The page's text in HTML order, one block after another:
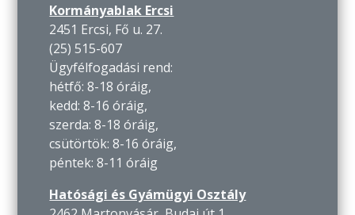
Kormányablak Ercsi
2451 Ercsi, Fő u. 27.
(25) 515-607
Ügyfélfogadási rend:
hétfő: 8-18 óráig,
kedd: 8-16 óráig,
szerda: 8-18 óráig,
csütörtök: 8-16 óráig,
péntek: 8-11 óráig
Hatósági és Gyámügyi Osztály